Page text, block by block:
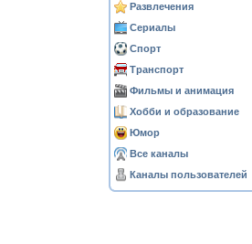
Развлечения
Сериалы
Спорт
Транспорт
Фильмы и анимация
Хобби и образование
Юмор
Все каналы
Каналы пользователей